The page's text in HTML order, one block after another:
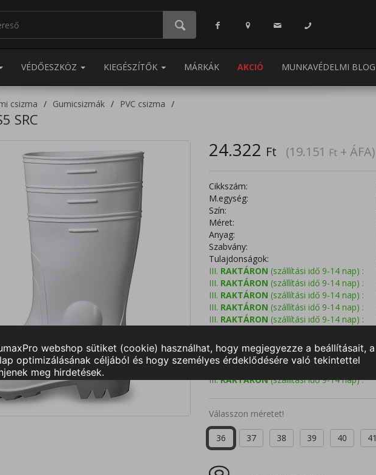
VÉDŐESZKÖZ KIEGÉSZÍTŐK MÁRKÁK AKCIÓ MUNKAVÉDELMI BLOG
csizma Gumicsizmák PVC csizma
SRC
24.322 Ft (19.151 Ft + ÁFA)
Cikkszám:
M.egység:
Szín:
Méret:
Anyag:
Szabvány:
Tulajdonságok:
III. RAKTÁRON (szállítási idő 9-14 nap) :
III. RAKTÁRON (szállítási idő 9-14 nap) :
III. RAKTÁRON (szállítási idő 9-14 nap) :
III. RAKTÁRON (szállítási idő 9-14 nap) :
III. RAKTÁRON (szállítási idő 9-14 nap) :
III. RAKTÁRON (szállítási idő 9-14 nap) :
III.RAKTÁRON(szállítási idő 9-14 nap) :
III. RAKTÁRON(szállítási idő 9-14 nap) :
III.RAKTÁRON(szállítási idő 9-14 nap) :
Válasszon méretet!
36 37 38 39 40 41